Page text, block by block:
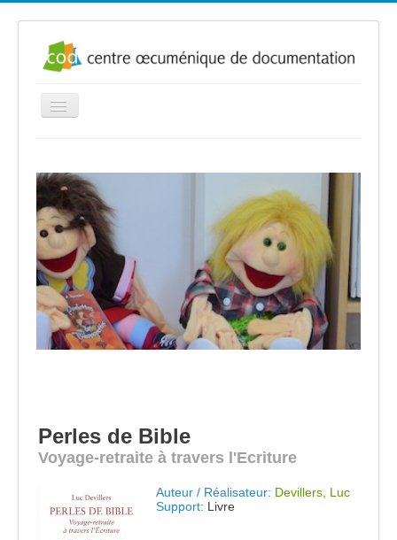
Basculer
Présentation
Infos
Où nous trouver
Bulletins nouveautés
Liens
Contact